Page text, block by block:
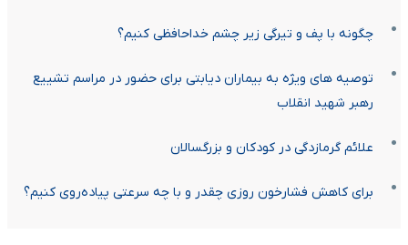
چگونه با پف و تیرگی زیر چشم خداحافظی کنیم؟
توصیه های ویژه به بیماران دیابتی برای حضور در مراسم تشییع
رهبر شهید انقلاب
علائم گرمازدگی در کودکان و بزرگسالان
برای کاهش فشارخون روزی چقدر و با چه سرعتی پیاده‌روی کنیم؟